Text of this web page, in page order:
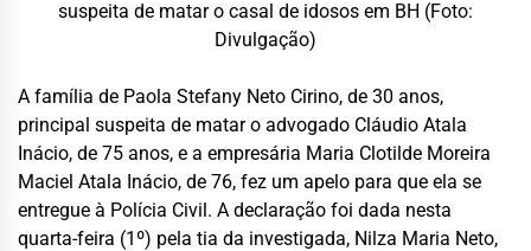
suspeita de matar o casal de idosos em BH (Foto:
Divulgação)
A família de Paola Stefany Neto Cirino, de 30 anos,
principal suspeita de matar o advogado Cláudio Atala
Inácio, de 75 anos, e a empresária Maria Clotilde Moreira
Maciel Atala Inácio, de 76, fez um apelo para que ela se
entregue à Polícia Civil. A declaração foi dada nesta
quarta-feira (1º) pela tia da investigada, Nilza Maria Neto,